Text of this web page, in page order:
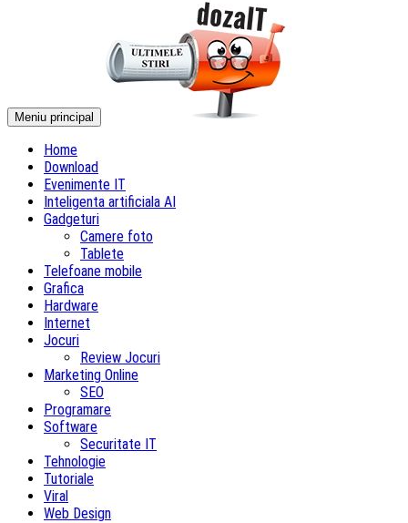
Meniu principal
Home
Download
Evenimente IT
Inteligenta artificiala AI
Gadgeturi
Camere foto
Tablete
Telefoane mobile
Grafica
Hardware
Internet
Jocuri
Review Jocuri
Marketing Online
SEO
Programare
Software
Securitate IT
Tehnologie
Tutoriale
Viral
Web Design